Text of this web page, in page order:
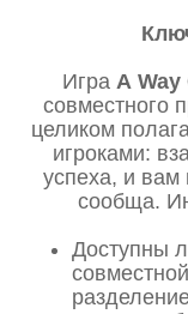
Игра A Way
совместного
целиком
игроками:
успеха, и вам
сообща.
Доступны